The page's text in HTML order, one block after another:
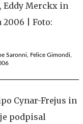
Saronni, Felice Gimondi,
Cynar-Frejus in
podpisal